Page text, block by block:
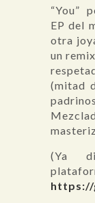
“You”
EP del
otra
un
(mitad
(Ya
https://